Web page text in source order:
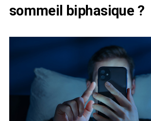
sommeil biphasique ?